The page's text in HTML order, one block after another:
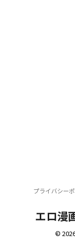
プライバシー
エロ漫
©